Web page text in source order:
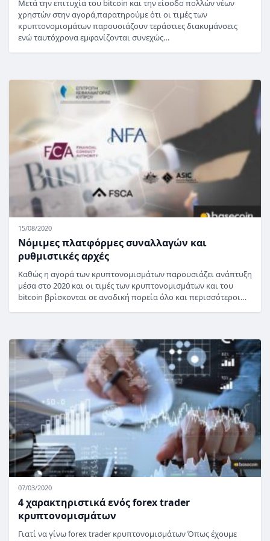
Μετά την επιτυχία του bitcoin και την είσοδο πολλών νέων
χρηστών στην αγορά,παρατηρούμε ότι οι τιμές των
κρυπτονομισμάτων παρουσιάζουν τεράστιες διακυμάνσεις
ενώ ταυτόχρονα εμφανίζονται συνεχώς…
15/08/2020
Νόμιμες πλατφόρμες συναλλαγών και
ρυθμιστικές αρχές
Καθώς η αγορά των κρυπτονομισμάτων παρουσιάζει ανάπτυξη
μέσα στο 2020 και οι τιμές των κρυπτονομισμάτων και του
bitcoin βρίσκονται σε ανοδική πορεία όλο και περισσότεροι…
07/03/2020
4 χαρακτηριστικά ενός forex trader
κρυπτονομισμάτων
Γιατί να γίνω forex trader κρυπτονομισμάτων Όπως έχουμε